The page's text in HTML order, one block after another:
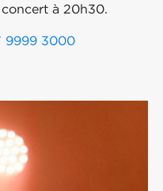
à 20h30.
9999 3000